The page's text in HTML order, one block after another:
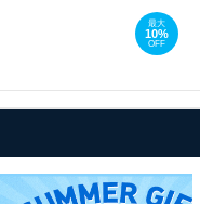
最大
10%
OFF